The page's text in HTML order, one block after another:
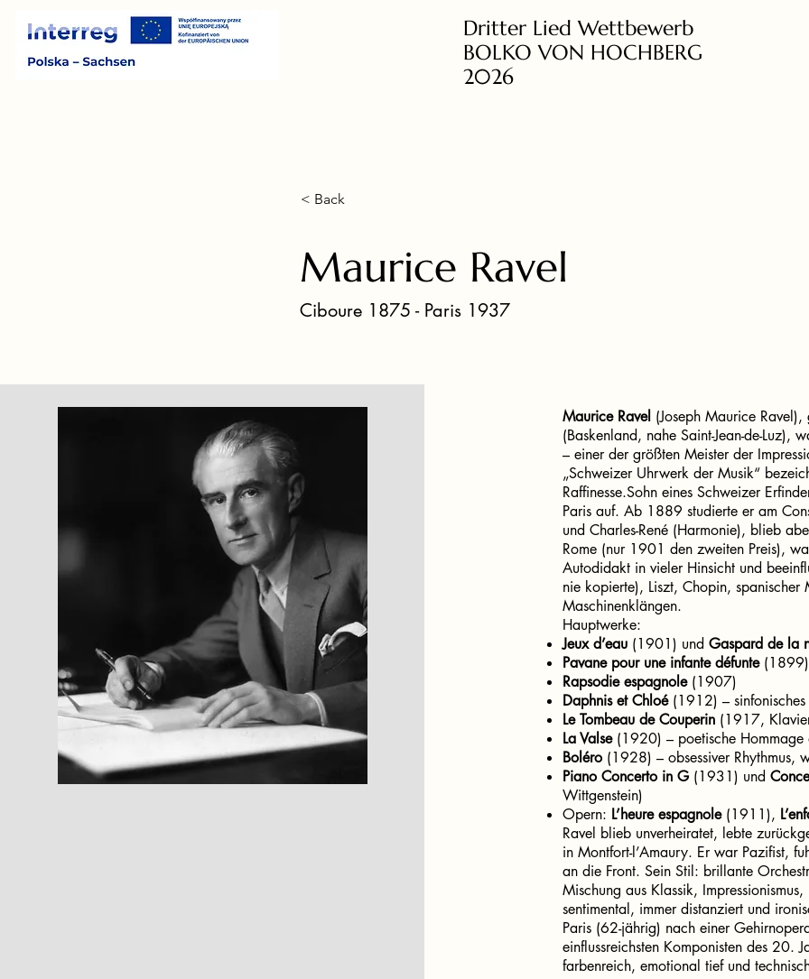
Dritter Lied Wettbewerb
BOLKO VON HOCHBERG
2026
< Back
Maurice Ravel
Ciboure 1875 - Paris 1937
Maurice Ravel (Joseph Maurice
(Baskenland, nahe Saint-Jean-de-Luz),
– einer der größten Meister der
„Schweizer Uhrwerk der Musik“
Raffinesse.Sohn eines Schweizer
Paris auf. Ab 1889 studierte er am
und Charles-René (Harmonie), blieb
Rome (nur 1901 den zweiten Preis),
Autodidakt in vieler Hinsicht und
nie kopierte), Liszt, Chopin,
Maschinenklängen.
Hauptwerke:
Jeux d’eau(1901) und Gaspard de la
Pavane pour une infante défunte(1899)
Rapsodie espagnole(1907)
Daphnis et Chloé(1912) – sinfonisches
Le Tombeau de Couperin(1917,
La Valse(1920) – poetische Hommage
Boléro(1928) – obsessiver Rhythmus,
Piano Concerto in G(1931) und
Wittgenstein)
Opern: L’heure espagnole(1911),
Ravel blieb unverheiratet, lebte
in Montfort-l’Amaury. Er war Pazifist,
an die Front. Sein Stil: brillante
Mischung aus Klassik,
sentimental, immer distanziert und
Paris (62-jährig) nach einer
einflussreichsten Komponisten des 20.
farbenreich, emotional tief und